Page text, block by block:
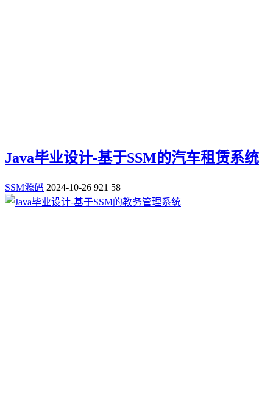
Java毕业设计-基于SSM的汽车租赁系统
SSM源码 2024-10-26 921 58